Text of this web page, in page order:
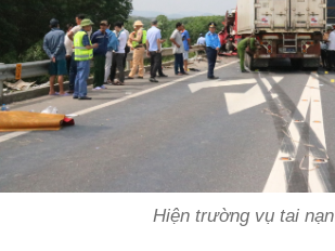
Hiện trường vụ tai nạn